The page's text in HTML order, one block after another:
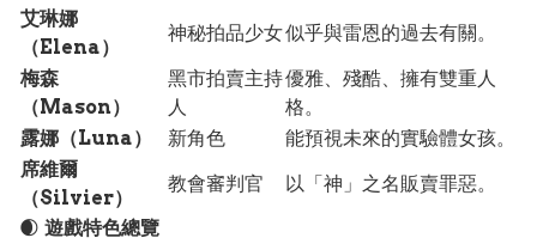
艾琳娜
（Elena）
神秘拍品少女似乎與雷恩的過去有關。
梅森
（Mason）
黑市拍賣主持
人
優雅、殘酷、擁有雙重人
格。
露娜（Luna）
新角色
能預視未來的實驗體女孩。
席維爾
（Silvier）
教會審判官
以「神」之名販賣罪惡。
🌒 遊戲特色總覽